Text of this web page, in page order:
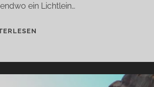
ein Lichtlein…